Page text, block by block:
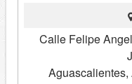
Calle Felipe
Aguascalientes,